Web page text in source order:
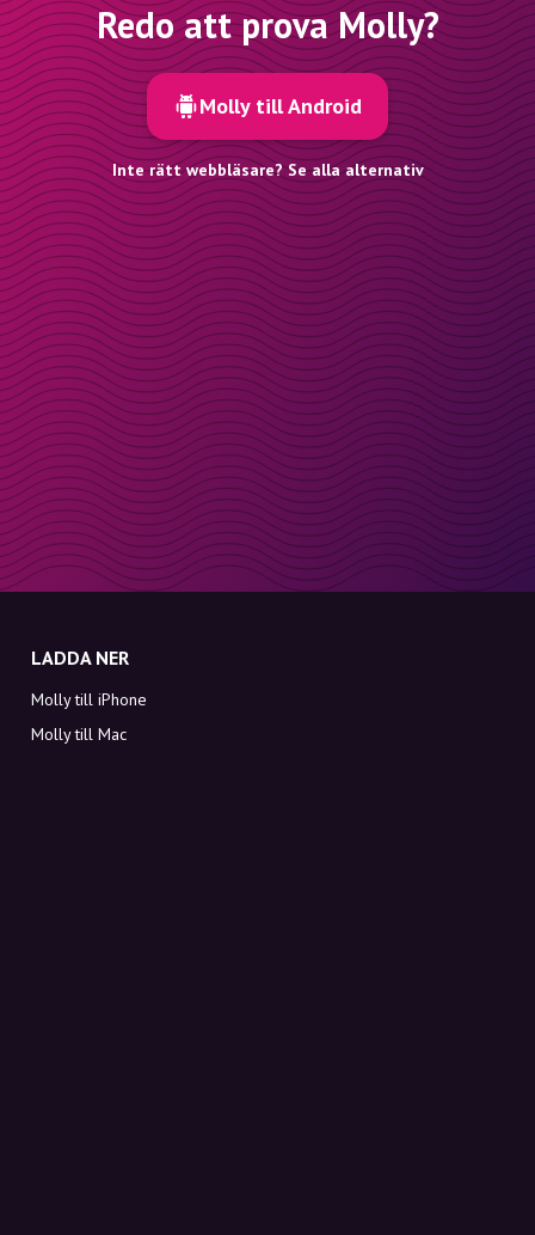
Redo att prova Molly?
Molly till Android
Inte rätt webbläsare? Se alla alternativ
LADDA NER
Molly till iPhone
Molly till Mac